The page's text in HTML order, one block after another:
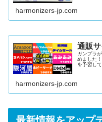
harmonizers-jp.com
通販
ガンプラ
めました
を予習し
度：中～
Amazon
harmonizers-jp.com